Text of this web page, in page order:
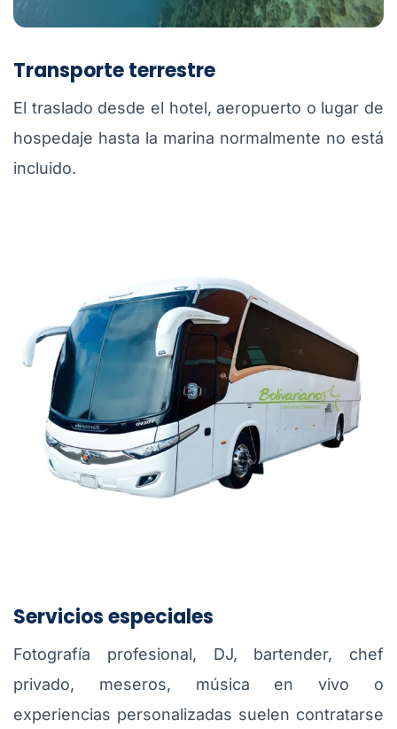
Transporte terrestre
El traslado desde el hotel, aeropuerto o lugar de
hospedaje hasta la marina normalmente no está
incluido.
Servicios especiales
Fotografía profesional, DJ, bartender, chef
privado, meseros, música en vivo o
experiencias personalizadas suelen contratarse